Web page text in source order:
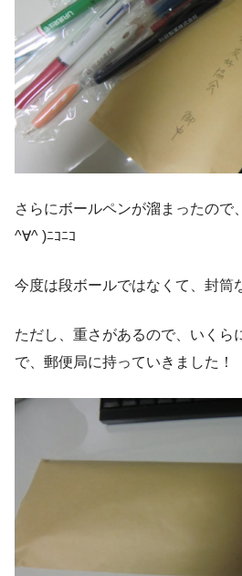
さらにボールペンが溜まったので
^∀^ )ﾆｺﾆｺ
今度は段ボールではなくて、封筒
ただし、重さがあるので、いくら
で、郵便局に持っていきました！